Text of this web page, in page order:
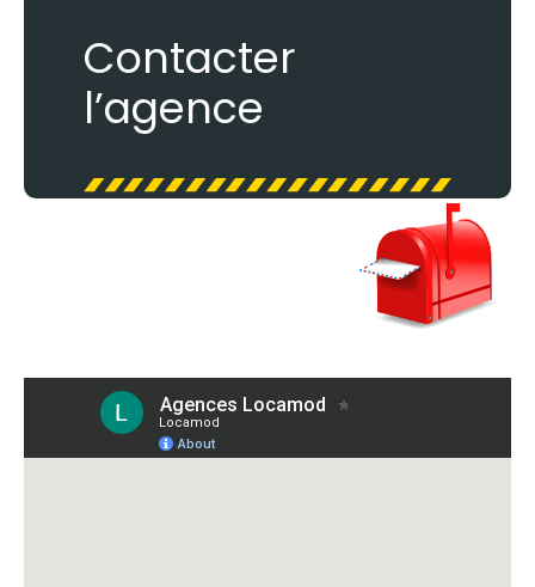
Contacter
l’agence